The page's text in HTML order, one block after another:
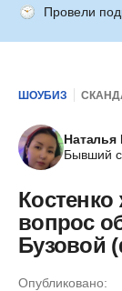
Провели
ШОУБИЗ
Наталья
Бывший
Костенко
вопрос
Бузовой
Опубликовано: